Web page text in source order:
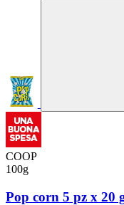
COOP
100g
Pop corn 5 pz x 20